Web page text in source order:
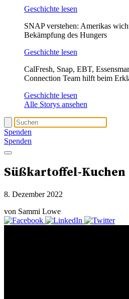
Geschichte lesen
SNAP verstehen: Amerikas
Bekämpfung des Hungers
Geschichte lesen
CalFresh, Snap, EBT,
Connection Team hilft beim
Geschichte lesen
Alle Storys ansehen
Spenden
Spenden
Süßkartoffel-Kuchen
8. Dezember 2022
von Sammi Lowe